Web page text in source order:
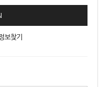
보찾기